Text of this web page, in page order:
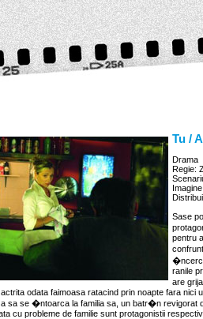
Tu /
Drama
Regie:
Sase
pentru
ranile
are
odata faimoasa ratacind prin noapte fara nici
sa se �ntoarca la familia sa, un batr�n
cu probleme de familie sunt protagonistii